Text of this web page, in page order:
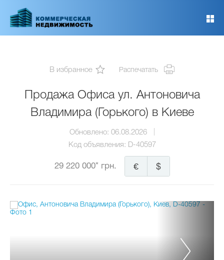
основному
В избранное Распечатать
Продажа Офиса ул. Антоновича
Владимира (Горького) в Киеве
Обновлено: 06.08.2026
Код объявления: D-40597
29 220 000* грн. $
€